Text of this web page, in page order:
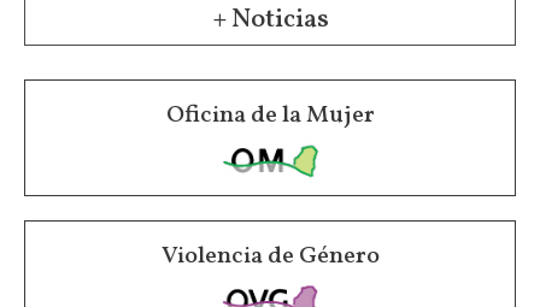
+ Noticias
Oficina de la Mujer
Violencia de Género